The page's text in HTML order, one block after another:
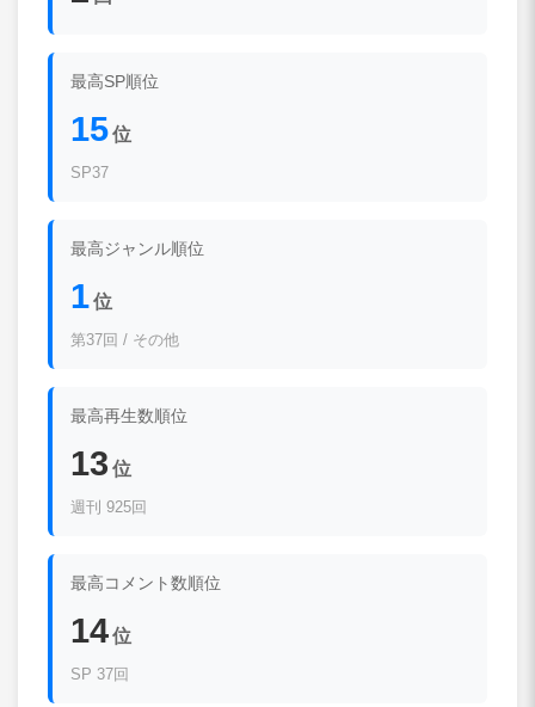
最高SP順位
15位
SP37
最高ジャンル順位
1位
第37回 / その他
最高再生数順位
13 位
週刊 925回
最高コメント数順位
14位
SP 37回